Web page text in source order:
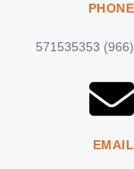
PHONE
(966) 571535353
EMAIL